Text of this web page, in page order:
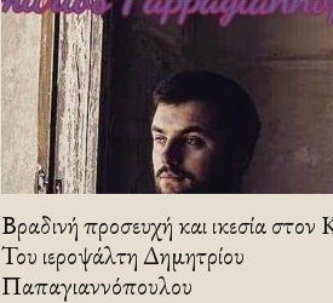
Βραδινή προσευχή και ικεσία στον
Του ιεροψάλτη Δημητρίου
Παπαγιαννόπουλου